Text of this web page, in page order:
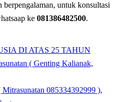
untuk konsultasi
ke 081386482500.
DI ATAS 25 TAHUN
( Genting Kalianak,
085334392999 ),